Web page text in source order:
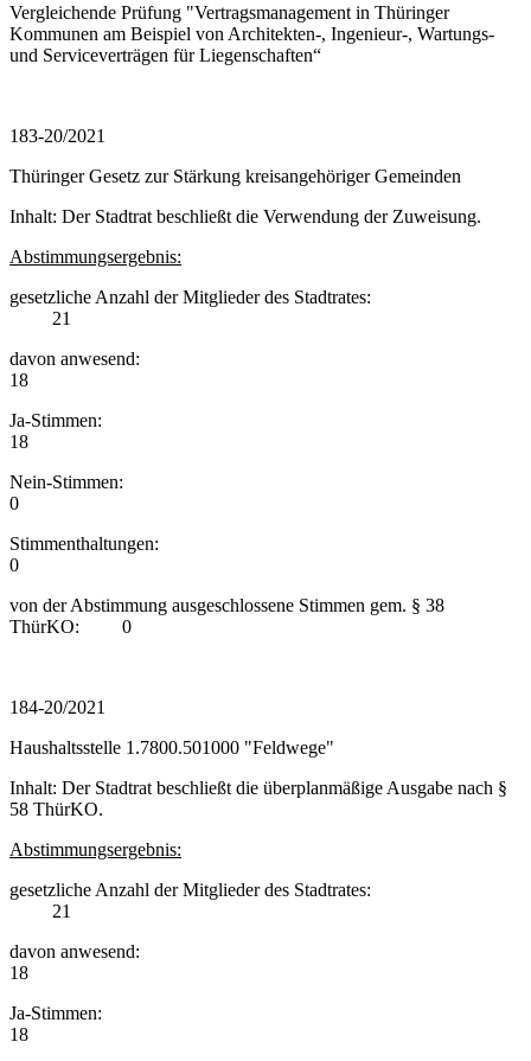
Vergleichende Prüfung "Vertragsmanagement in Thüringer
Kommunen am Beispiel von Architekten-, Ingenieur-, Wartungs-
und Serviceverträgen für Liegenschaften“
183-20/2021
Thüringer Gesetz zur Stärkung kreisangehöriger Gemeinden
Inhalt: Der Stadtrat beschließt die Verwendung der Zuweisung.
Abstimmungsergebnis:
gesetzliche Anzahl der Mitglieder des Stadtrates:
21
davon anwesend:
18
Ja-Stimmen:
18
Nein-Stimmen:
0
Stimmenthaltungen:
0
von der Abstimmung ausgeschlossene Stimmen gem. § 38
ThürKO: 0
184-20/2021
Haushaltsstelle 1.7800.501000 "Feldwege"
Inhalt: Der Stadtrat beschließt die überplanmäßige Ausgabe nach §
58 ThürKO.
Abstimmungsergebnis:
gesetzliche Anzahl der Mitglieder des Stadtrates:
21
davon anwesend:
18
Ja-Stimmen:
18